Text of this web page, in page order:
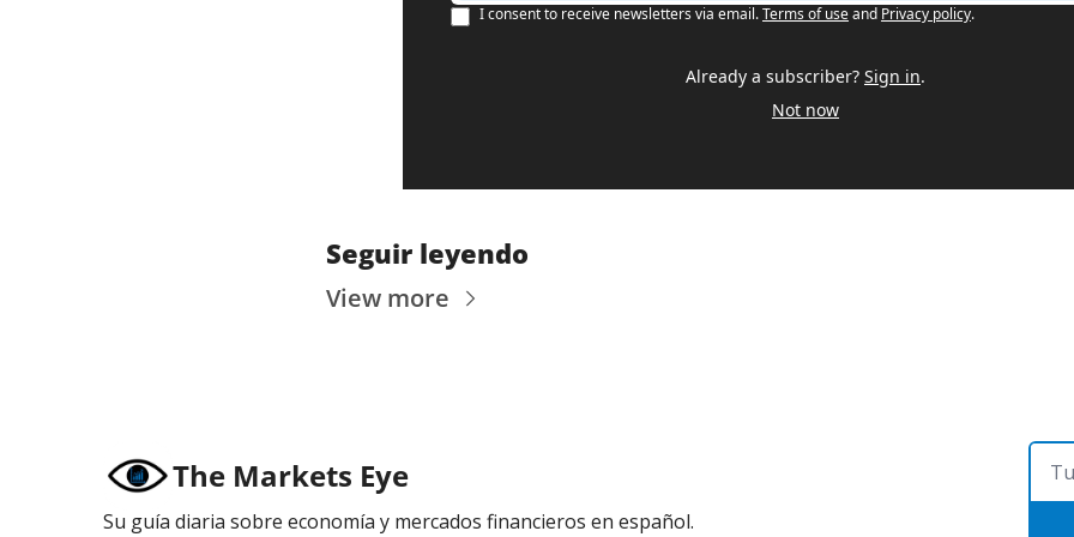
I consent to receive newsletters via email.Terms of useand Privacy policy.
Already a subscriber? Sign in.
Not now
Seguir leyendo
View more
The Markets Eye
Su guía diaria sobre economía y mercados financieros en español.